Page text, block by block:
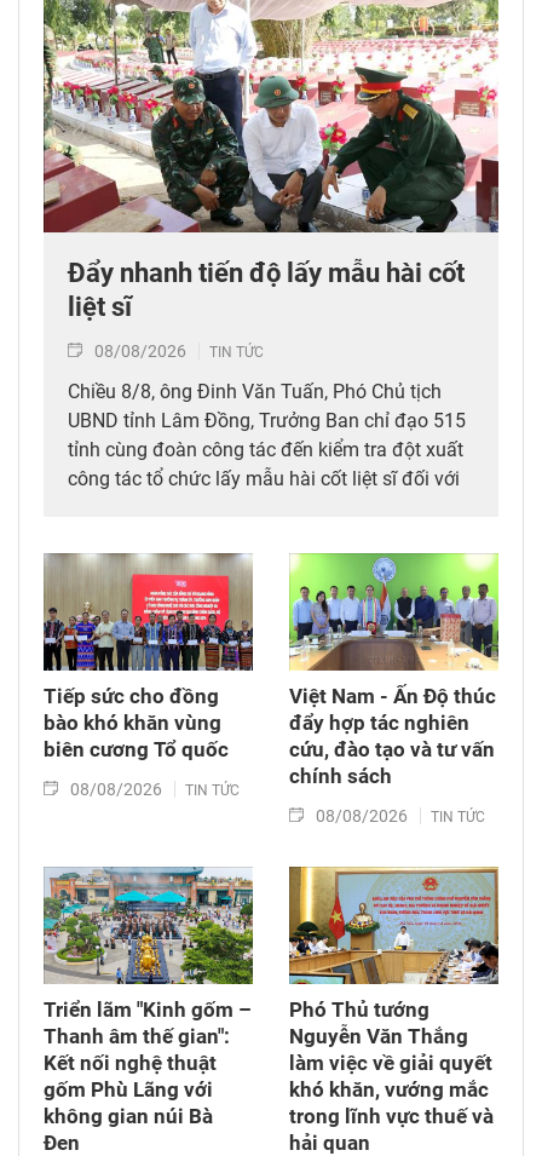
Đẩy nhanh tiến độ lấy mẫu hài cốt
liệt sĩ
08/08/2026 TIN TỨC
Chiều 8/8, ông Đinh Văn Tuấn, Phó Chủ tịch
UBND tỉnh Lâm Đồng, Trưởng Ban chỉ đạo 515
tỉnh cùng đoàn công tác đến kiểm tra đột xuất
công tác tổ chức lấy mẫu hài cốt liệt sĩ đối với
thời tặng quà cho cán bộ, chiến sĩ tham gia
công tác lấy mẫu tại đây.
Tiếp sức cho đồng
bào khó khăn vùng
biên cương Tổ quốc
08/08/2026 TIN TỨC
Việt Nam - Ấn Độ thúc
đẩy hợp tác nghiên
cứu, đào tạo và tư vấn
chính sách
08/08/2026 TIN TỨC
Triển lãm "Kinh gốm –
Thanh âm thế gian":
Kết nối nghệ thuật
gốm Phù Lãng với
không gian núi Bà
Đen
Phó Thủ tướng
Nguyễn Văn Thắng
làm việc về giải quyết
khó khăn, vướng mắc
trong lĩnh vực thuế và
hải quan